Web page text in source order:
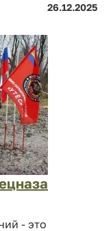
26.12.2025
- это